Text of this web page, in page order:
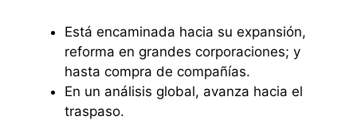
Está encaminada hacia su expansión,
reforma en grandes corporaciones; y
hasta compra de compañías.
En un análisis global, avanza hacia el
traspaso.